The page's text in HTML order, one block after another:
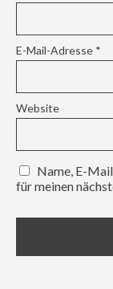
E-Mail-Adresse *
Website
Name, E-
für meinen